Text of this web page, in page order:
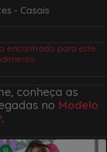
- Casais
encontrado para este
conheça as
no Modelo
.